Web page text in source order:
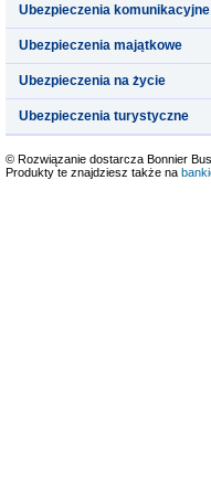
Ubezpieczenia komunikacyjne
Ubezpieczenia majątkowe
Ubezpieczenia na życie
Ubezpieczenia turystyczne
© Rozwiązanie dostarcza Bonnier
Produkty te znajdziesz także na